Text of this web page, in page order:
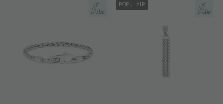
POPULAIR